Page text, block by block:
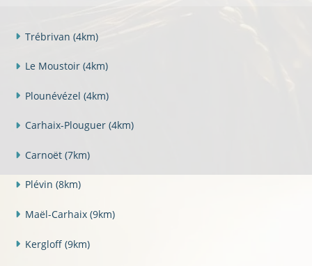
Trébrivan (4km)
Le Moustoir (4km)
Plounévézel (4km)
Carhaix-Plouguer (4km)
Carnoët (7km)
Plévin (8km)
Maël-Carhaix (9km)
Kergloff (9km)